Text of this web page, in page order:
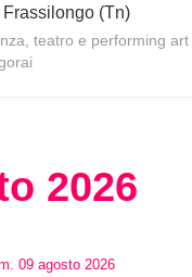
Frassilongo (Tn)
teatro e performing art
2026
.09 agosto 2026